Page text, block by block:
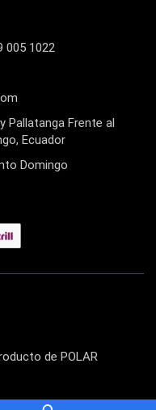
005 1022
Pallatanga Frente al
Ecuador
Domingo
de POLAR